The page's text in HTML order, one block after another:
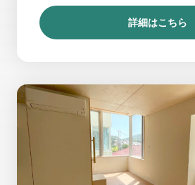
詳細はこちら